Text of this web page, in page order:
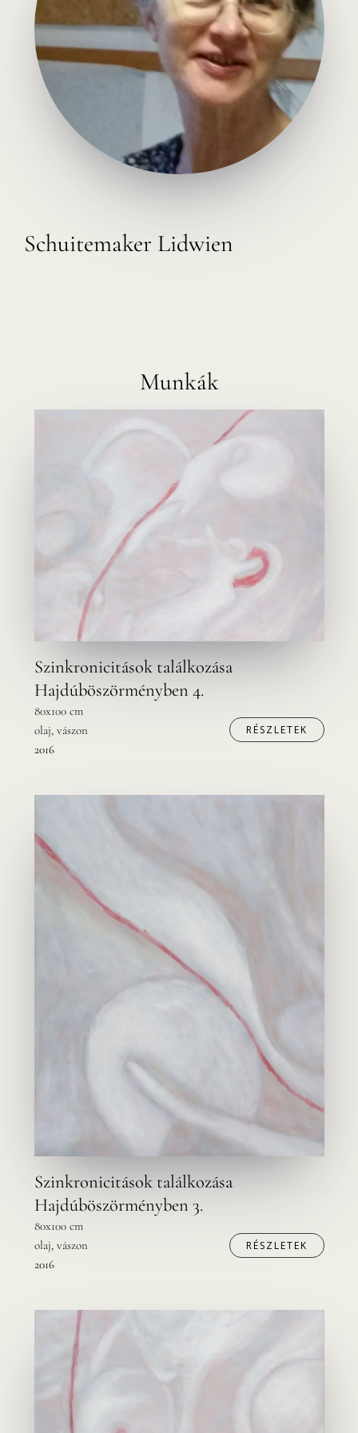
Schuitemaker Lidwien
Munkák
Szinkronicitások találkozása
Hajdúböszörményben 4.
80x100 cm
olaj, vászon
2016
RÉSZLETEK
Szinkronicitások találkozása
Hajdúböszörményben 3.
80x100 cm
olaj, vászon
2016
RÉSZLETEK